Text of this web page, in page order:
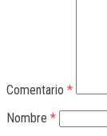
Comentario *
Nombre *